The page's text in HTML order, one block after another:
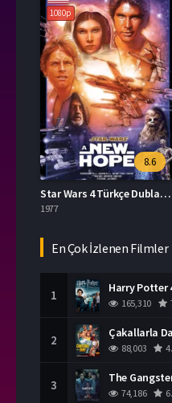
1080p
8.6
Star Wars 4 Türkçe Dublaj İzle
1977
En Çok İzlenen Filmler
1 Harry Potter
165,310
2 Çakallarla
88,003
3
74,186